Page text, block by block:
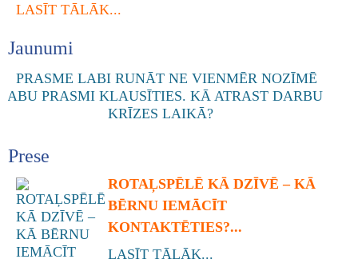
LASĪT TĀLĀK...
Jaunumi
Prese
ROTAĻSPĒLĒ KĀ DZĪVĒ – KĀ
BĒRNU IEMĀCĪT
KONTAKTĒTIES?...
LASĪT TĀLĀK...